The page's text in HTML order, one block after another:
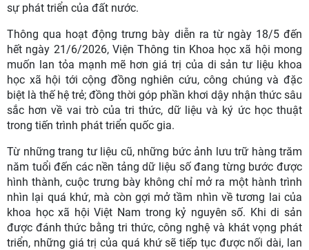
sự phát triển của đất nước.
Thông qua hoạt động trưng bày diễn ra từ ngày 18/5 đến
hết ngày 21/6/2026, Viện Thông tin Khoa học xã hội mong
muốn lan tỏa mạnh mẽ hơn giá trị của di sản tư liệu khoa
học xã hội tới cộng đồng nghiên cứu, công chúng và đặc
biệt là thế hệ trẻ; đồng thời góp phần khơi dậy nhận thức sâu
sắc hơn về vai trò của tri thức, dữ liệu và ký ức học thuật
trong tiến trình phát triển quốc gia.
Từ những trang tư liệu cũ, những bức ảnh lưu trữ hàng trăm
năm tuổi đến các nền tảng dữ liệu số đang từng bước được
hình thành, cuộc trưng bày không chỉ mở ra một hành trình
nhìn lại quá khứ, mà còn gợi mở tầm nhìn về tương lai của
khoa học xã hội Việt Nam trong kỷ nguyên số. Khi di sản
được đánh thức bằng tri thức, công nghệ và khát vọng phát
triển, những giá trị của quá khứ sẽ tiếp tục được nối dài, lan